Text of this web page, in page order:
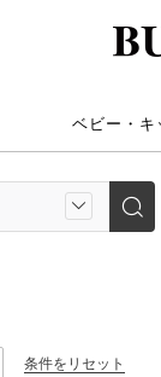
ベビー・キ
条件をリセット